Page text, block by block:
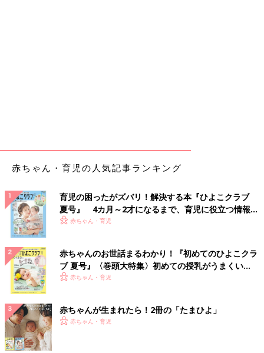
赤ちゃん・育児の人気記事ランキング
育児の困ったがズバリ！解決する本『ひよこクラブ
夏号』 4カ月～2才になるまで、育児に役立つ情報が
いっぱい！
赤ちゃん・育児
赤ちゃんのお世話まるわかり！『初めてのひよこクラ
ブ 夏号』〈巻頭大特集〉初めての授乳がうまくい
く！ おっぱい・ミルクの基本と夏のトラブル 解決テ
赤ちゃん・育児
赤ちゃんが生まれたら！2冊の「たまひよ」
赤ちゃん・育児